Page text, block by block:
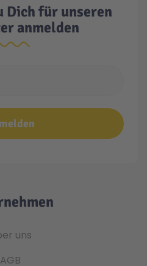
Dich für unseren
anmelden
uns
AGB